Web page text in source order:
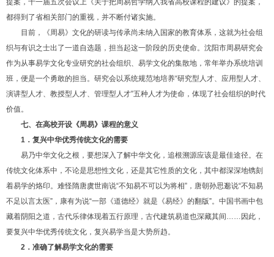
提案，十一届五次会议上《关于把周易哲学纳入我省高校课程的建议》的提案，
都得到了省相关部门的重视，并不断付诸实施。
目前，《周易》文化的研读与传承尚未纳入国家的教育体系，这就为社会组
织与有识之士出了一道自选题，担当起这一阶段的历史使命。沈阳市周易研究会
作为从事易学文化专业研究的社会组织、易学文化的集散地，常年举办系统培训
班，便是一个勇敢的担当。研究会以系统规范地培养“研究型人才、应用型人才、
演讲型人才、教授型人才、管理型人才”五种人才为使命，体现了社会组织的时代
价值。
七、在高校开设《周易》课程的意义
1 ．复兴中华优秀传统文化的需要
易乃中华文化之根，要想深入了解中华文化，追根溯源应该是最佳途径。在
传统文化体系中，不论是思想性文化，还是其它性质的文化，其中都深深地镌刻
着易学的烙印。难怪隋唐虞世南说“不知易不可以为将相”，唐朝孙思邈说“不知易
不足以言太医”，康有为说“一部《道德经》就是《易经》的翻版”。中国书画中包
藏着阴阳之道，古代乐律体现着五行原理，古代建筑易道也深藏其间……因此，
要复兴中华优秀传统文化，复兴易学当是大势所趋。
2 ．准确了解易学文化的需要